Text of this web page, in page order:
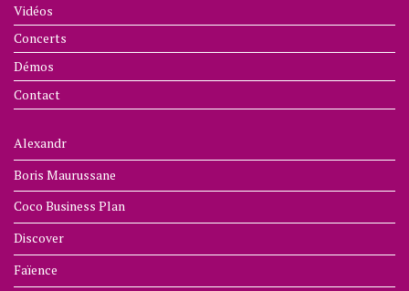
Vidéos
Concerts
Démos
Contact
Alexandr
Boris Maurussane
Coco Business Plan
Discover
Faïence